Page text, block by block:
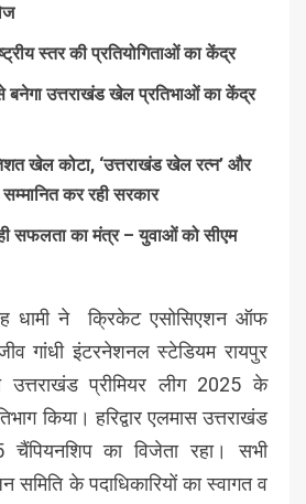
स्तर की प्रतियोगिताओं का केंद्र
बनेगा उत्तराखंड खेल प्रतिभाओं का केंद्र
खेल कोटा, ‘उत्तराखंड खेल रत्न’ और
कर रही सरकार
सफलता का मंत्र – युवाओं को सीएम
धामी ने क्रिकेट एसोसिएशन ऑफ
गांधी इंटरनेशनल स्टेडियम रायपुर
उत्तराखंड प्रीमियर लीग 2025 के
किया। हरिद्वार एलमास उत्तराखंड
चैंपियनशिप का विजेता रहा। सभी
समिति के पदाधिकारियों का स्वागत व